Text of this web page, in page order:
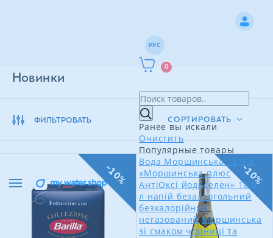
РУС
0
Ранее вы искали
Очистить
Популярные товары
Вода Моршинська 18,9 л
«Моршинська плюс
АнтіОксі йод+селен» 18,9
л напій безалкогольний
безкалорійний
негазований Моршинська
зі смаком чорниці та
Новинки
ФИЛЬТРОВАТЬ СОРТИРОВАТЬ
-10% -10%